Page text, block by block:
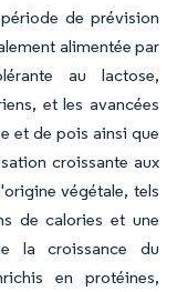
de prévision
alimentée par
au lactose,
et les avancées
et de pois ainsi que
croissante aux
végétale, tels
de calories et une
la croissance du
en protéines,